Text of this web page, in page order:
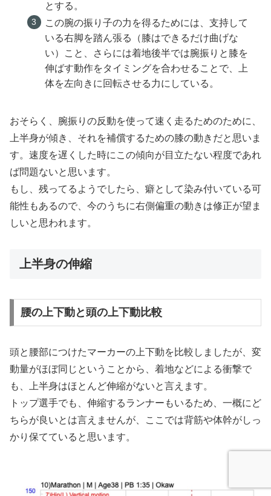
とする。
この腕の振り子の力を得るためには、支持して
いる右脚を踏ん張る（膝はできるだけ曲げな
い）こと、さらには着地後半では腕振りと膝を
伸ばす動作をタイミングを合わせることで、上
体を左向きに回転させる力にしている。
おそらく、腕振りの反動を使って速く走るためのために、
上半身が傾き、それを補償するための膝の動きだと思いま
す。速度を遅くした時にこの傾向が目立たない程度であれ
ば問題ないと思います。
もし、残ってるようでしたら、癖として染み付いている可
能性もあるので、今のうちに右側偏重の動きは修正が望ま
しいと思われます。
上半身の伸縮
腰の上下動と頭の上下動比較
頭と腰部につけたマーカーの上下動を比較しましたが、変
動量がほぼ同じということから、着地などによる衝撃で
も、上半身はほとんど伸縮がないと言えます。
トップ選手でも、伸縮するランナーもいるため、一概にど
ちらが良いとは言えませんが、ここでは背筋や体幹がしっ
かり保てていると思います。